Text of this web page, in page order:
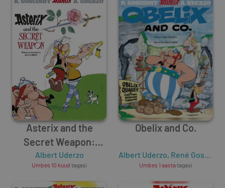
Asterix and the
Secret Weapon:
Album #29 (Asterix
Adventure)
Albert Uderzo
Umbes 10 kuud tagasi
Obelix and Co.
Albert Uderzo, René Goscinny
Umbes 1 aastatagasi